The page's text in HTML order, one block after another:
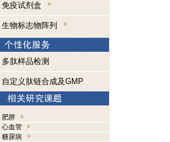
免疫试剂盒
生物标志物阵列
多肽样品检测
自定义肽链合成及GMP
肥胖
心血管
糖尿病